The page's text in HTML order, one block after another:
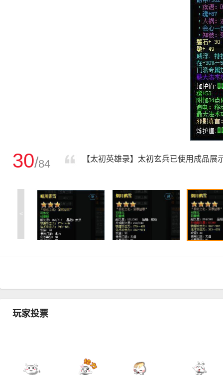
30/84 【太初英雄录】太初玄兵已使用成品展
<
玩家投票